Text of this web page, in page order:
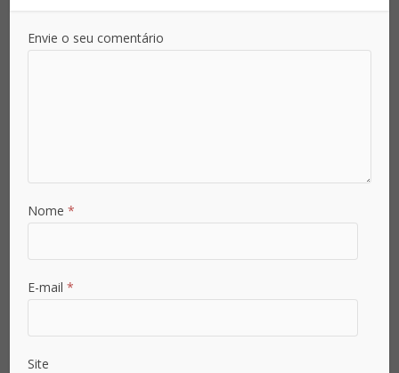
Envie o seu comentário
Nome*
E-mail*
Site